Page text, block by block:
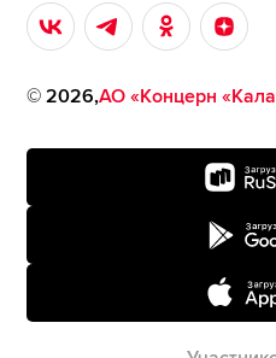
©2026,АО «Концерн